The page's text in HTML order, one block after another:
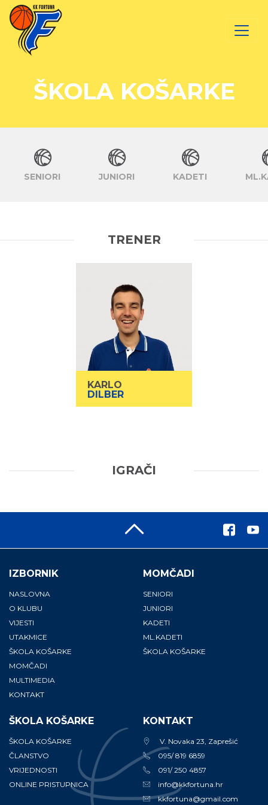
ŠKOLA KOŠARKE
SENIORI JUNIORI KADETI
TRENER
KARLO
DILBER
God.rođenja
Poz.
Trener
Visina
Težina
IGRAČI
IZBORNIK
NASLOVNA
O KLUBU
VIJESTI
UTAKMICE
ŠKOLA KOŠARKE
MOMČADI
MULTIMEDIA
KONTAKT
MOMČADI
SENIORI
JUNIORI
KADETI
ML.KADETI
ŠKOLA KOŠARKE
ŠKOLA KOŠARKE
ŠKOLA KOŠARKE
ČLANSTVO
VRIJEDNOSTI
ONLINE PRISTUPNICA
KONTAKT
V. Novaka 23, Zaprešić
095/ 819 6859
091/ 250 4857
info@kkfortuna.hr
kkfortuna@gmail.com